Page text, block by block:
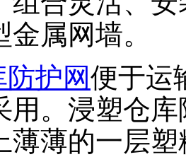
属网墙。
护网便于运
用。浸塑仓
薄薄的一层